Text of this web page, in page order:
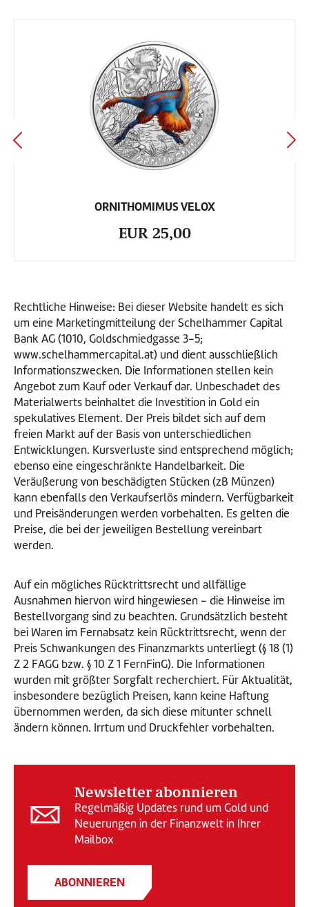
ORNITHOMIMUS VELOX
EUR 25,00
Rechtliche Hinweise: Bei dieser Website handelt es sich
um eine Marketingmitteilung der Schelhammer Capital
Bank AG (1010, Goldschmiedgasse 3-5;
www.schelhammercapital.at) und dient ausschließlich
Informationszwecken. Die Informationen stellen kein
Angebot zum Kauf oder Verkauf dar. Unbeschadet des
Materialwerts beinhaltet die Investition in Gold ein
spekulatives Element. Der Preis bildet sich auf dem
freien Markt auf der Basis von unterschiedlichen
Entwicklungen. Kursverluste sind entsprechend möglich;
ebenso eine eingeschränkte Handelbarkeit. Die
Veräußerung von beschädigten Stücken (zB Münzen)
kann ebenfalls den Verkaufserlös mindern. Verfügbarkeit
und Preisänderungen werden vorbehalten. Es gelten die
Preise, die bei der jeweiligen Bestellung vereinbart
werden.
Auf ein mögliches Rücktrittsrecht und allfällige
Ausnahmen hiervon wird hingewiesen - die Hinweise im
Bestellvorgang sind zu beachten. Grundsätzlich besteht
bei Waren im Fernabsatz kein Rücktrittsrecht, wenn der
Preis Schwankungen des Finanzmarkts unterliegt (§ 18 (1)
Z 2 FAGG bzw. § 10 Z 1 FernFinG). Die Informationen
wurden mit größter Sorgfalt recherchiert. Für Aktualität,
insbesondere bezüglich Preisen, kann keine Haftung
übernommen werden, da sich diese mitunter schnell
ändern können. Irrtum und Druckfehler vorbehalten.
Newsletter abonnieren
Regelmäßig Updates rund um Gold und
Neuerungen in der Finanzwelt in Ihrer
Mailbox
ABONNIEREN